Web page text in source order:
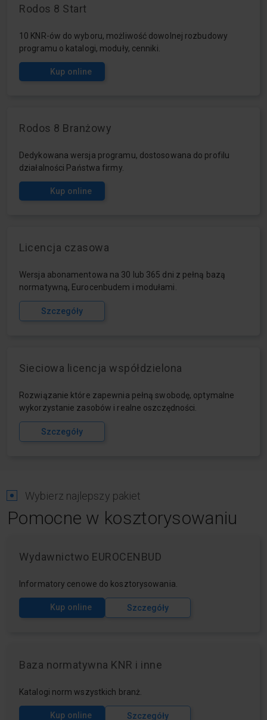
Rodos 8 Start
10 KNR-ów do wyboru, możliwość dowolnej rozbudowy
programu o katalogi, moduły, cenniki.
Kup online
Rodos 8 Branżowy
Dedykowana wersja programu, dostosowana do profilu
działalności Państwa firmy.
Kup online
Licencja czasowa
Wersja abonamentowa na 30 lub 365 dni z pełną bazą
normatywną, Eurocenbudem i modułami.
Szczegóły
Sieciowa licencja współdzielona
Rozwiązanie które zapewnia pełną swobodę, optymalne
wykorzystanie zasobów i realne oszczędności.
Szczegóły
Wybierz najlepszy pakiet
Pomocne w kosztorysowaniu
Wydawnictwo EUROCENBUD
Informatory cenowe do kosztorysowania.
Kup online Szczegóły
Baza normatywna KNR i inne
Katalogi norm wszystkich branż.
Kup online Szczegóły